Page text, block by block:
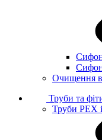
Очищення
Труби та
Труби PEX